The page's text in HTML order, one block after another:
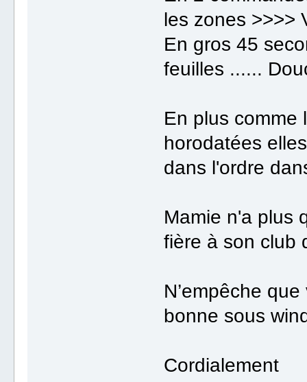
les zones >>>>
En gros 45
feuilles ......
En plus comme
horodatées
dans l'ordre
Mamie n'a plus
fière à son club
N’empêche
bonne sous
Cordialement